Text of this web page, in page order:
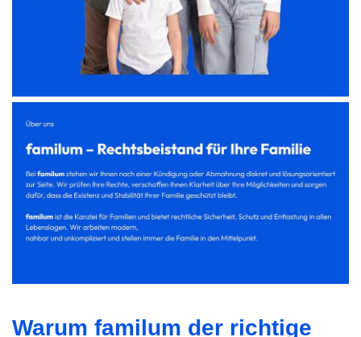
Warum familum der richtige